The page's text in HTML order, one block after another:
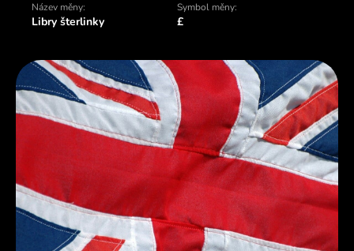
Název měny:
Libry šterlinky
Symbol měny:
£